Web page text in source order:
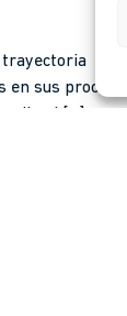
trayectoria
en sus procesos